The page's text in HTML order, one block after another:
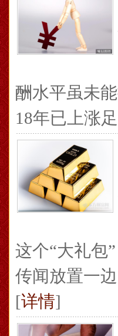
酬水平虽未
18年已上涨
这个“大礼包
传闻放置一
[详情]